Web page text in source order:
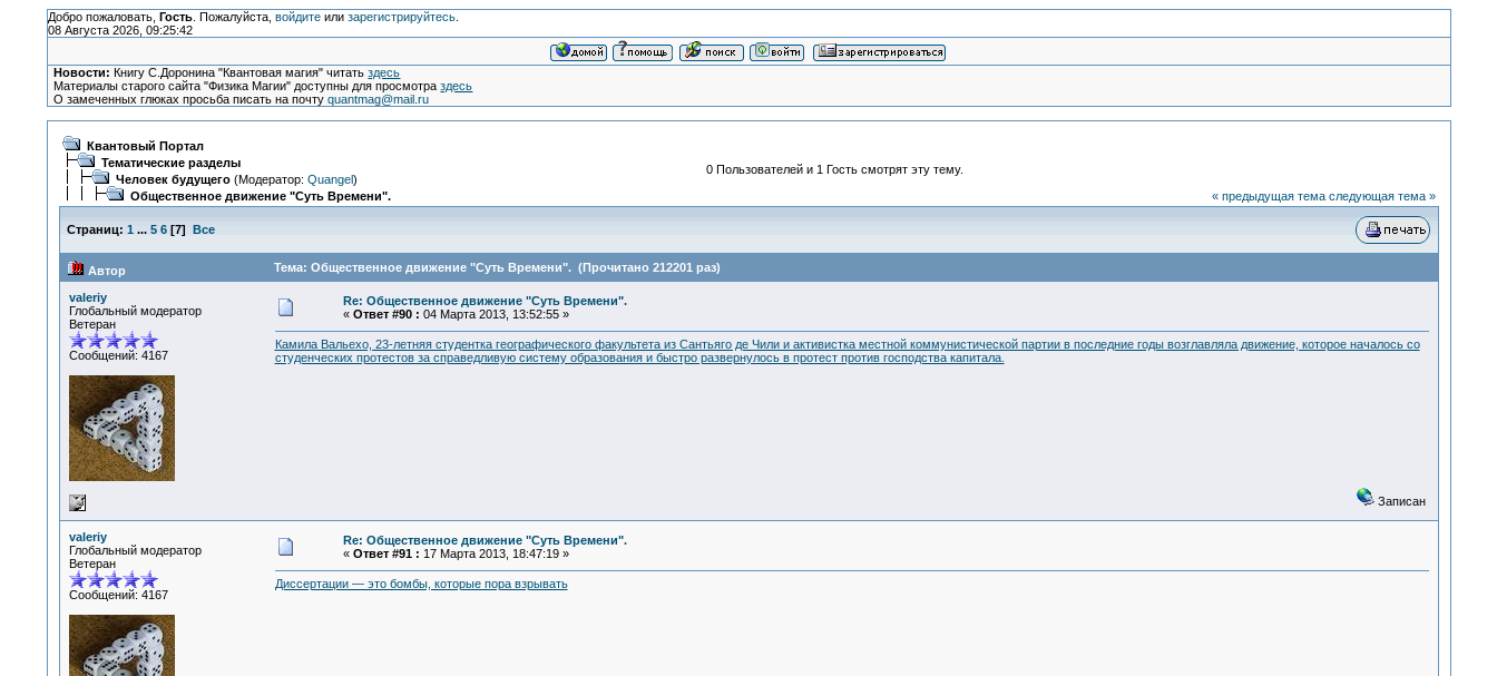
Добро пожаловать, Гость. Пожалуйста, войдитеили зарегистрируйтесь.
08 Августа 2026, 09:25:42
Новости: Книгу С.Доронина "Квантовая магия" читатьздесь
Материалы старого сайта "Физика Магии" доступны для просмотраздесь
О замеченных глюках просьба писать на почтуquantmag@mail.ru
Квантовый Портал
Тематические разделы
Человек будущего(Модератор: Quangel)
Общественное движение "Суть Времени".
0 Пользователей и 1 Гость смотрят эту тему.
« предыдущая тема следующая тема »
Страниц: 1 ... 5 6[7] Все
Автор Тема: Общественное движение "Суть Времени". (Прочитано 212201 раз)
valeriy
Глобальный модератор
Ветеран
Сообщений: 4167
Re: Общественное движение "Суть Времени".
« Ответ #90 : 04 Марта 2013, 13:52:55 »
Камила Вальехо, 23-летняя студентка географического факультета из Сантьяго де Чили и активистка местной коммунистической партии в последние годы возглавляла движение, которое началось со
студенческих протестов за справедливую систему образования и быстро развернулось в протест против господства капитала.
Записан
valeriy
Глобальный модератор
Ветеран
Сообщений: 4167
Re: Общественное движение "Суть Времени".
« Ответ #91 : 17 Марта 2013, 18:47:19 »
Диссертации — это бомбы, которые пора взрывать